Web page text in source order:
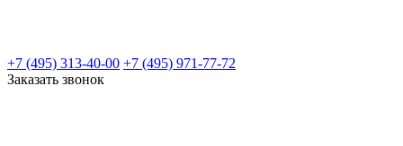
+7 (495) 313-40-00 +7 (495) 971-77-72
Заказать звонок